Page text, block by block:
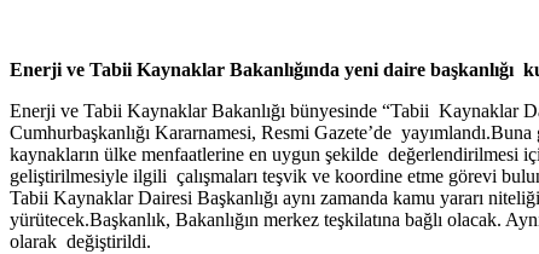
Enerji ve Tabii Kaynaklar Bakanlığında yeni daire başkanlığı
Enerji ve Tabii Kaynaklar Bakanlığı bünyesinde “Tabii Kaynaklar
Cumhurbaşkanlığı Kararnamesi, Resmi Gazete’de
kaynakların ülke menfaatlerine en uygun şekilde değerlendirilmesi
geliştirilmesiyle ilgili çalışmaları teşvik ve koordine etme görevi
Tabii Kaynaklar Dairesi Başkanlığı aynı zamanda kamu yararı
yürütecek.Başkanlık, Bakanlığın merkez teşkilatına bağlı olacak.
olarak değiştirildi.